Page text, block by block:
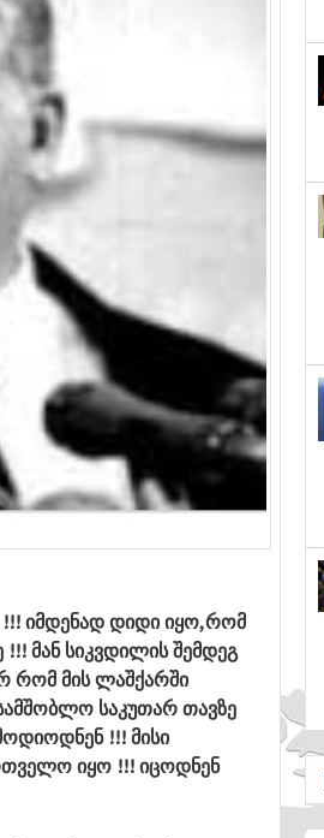
!!! იმდენად დიდი იყო,რომ
მან სიკვდილის შემდეგ
რომ მის ლაშქარში
საკუთარ თავზე
!!! მისი
იყო !!! იცოდნენ